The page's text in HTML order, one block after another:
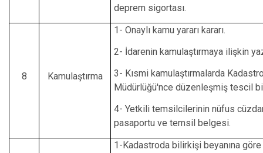
deprem sigortası.
8 Kamulaştırma
1- Onaylı kamu yararı kararı.
2- İdarenin kamulaştırmaya ilişkin
3- Kısmi kamulaştırmalarda
Müdürlüğü'nce düzenleşmiş tescil
4- Yetkili temsilcilerinin nüfus
pasaportu ve temsil belgesi.
1-Kadastroda bilirkişi beyanına